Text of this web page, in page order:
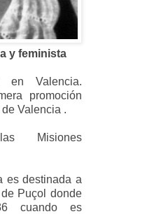
y feminista
en Valencia.
promoción
Valencia .
Misiones
es destinada a
Puçol donde
cuando es